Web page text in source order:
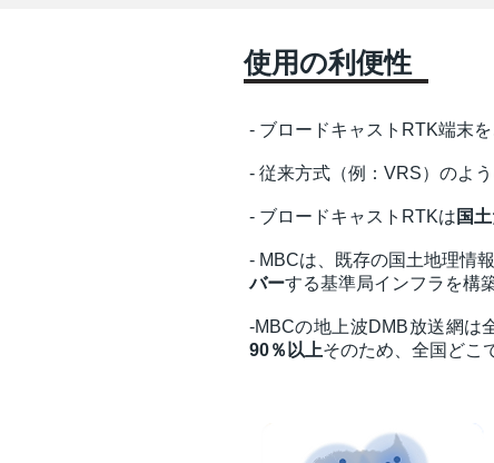
​使用の利便性
- ブロードキャストRTK端末
- 従来方式（例：VRS）のよう
- ブロードキャストRTKは 国
- MBCは、既存の国土地理情
バーする基準局インフラを構
-MBCの地上波DMB放送網は
90％以上そのため、全国どこ